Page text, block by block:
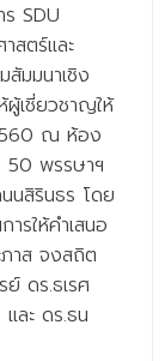
SDU
สตร์และ
มมนาเชิง
ผู้เชี่ยวชาญให้
ณ ห้อง
50 พรรษาฯ
นสิรินธร โดย
รให้คำเสนอ
าส จงสถิต
ดร.ธเรศ
ละ ดร.ธน